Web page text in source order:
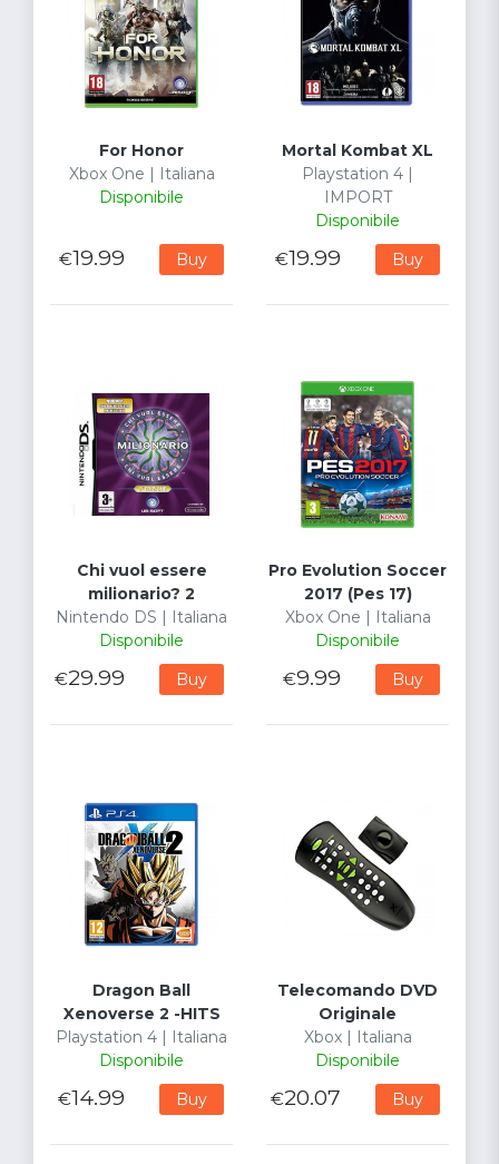
For Honor
Xbox One | Italiana
Disponibile
€19.99 Buy
Mortal Kombat XL
Playstation 4 |
IMPORT
Disponibile
€19.99 Buy
Chi vuol essere
milionario? 2
Nintendo DS | Italiana
Disponibile
€29.99 Buy
Pro Evolution Soccer
2017 (Pes 17)
Xbox One | Italiana
Disponibile
€9.99 Buy
Dragon Ball
Xenoverse 2 -HITS
Playstation 4 | Italiana
Disponibile
€14.99 Buy
Telecomando DVD
Originale
Xbox | Italiana
Disponibile
€20.07 Buy